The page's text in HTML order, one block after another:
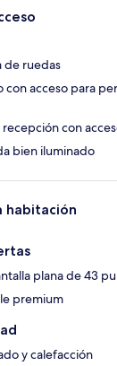
de ruedas
con acceso para
con
bien iluminado
habitación
plana de 43
premium
y calefacción